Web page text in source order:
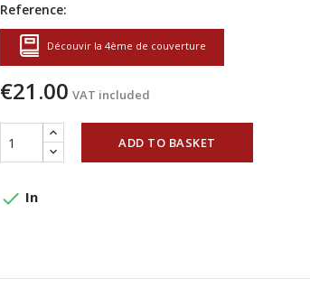
Reference:
Découvir la 4ème de couverture
€21.00 VAT included
ADD TO BASKET
done In